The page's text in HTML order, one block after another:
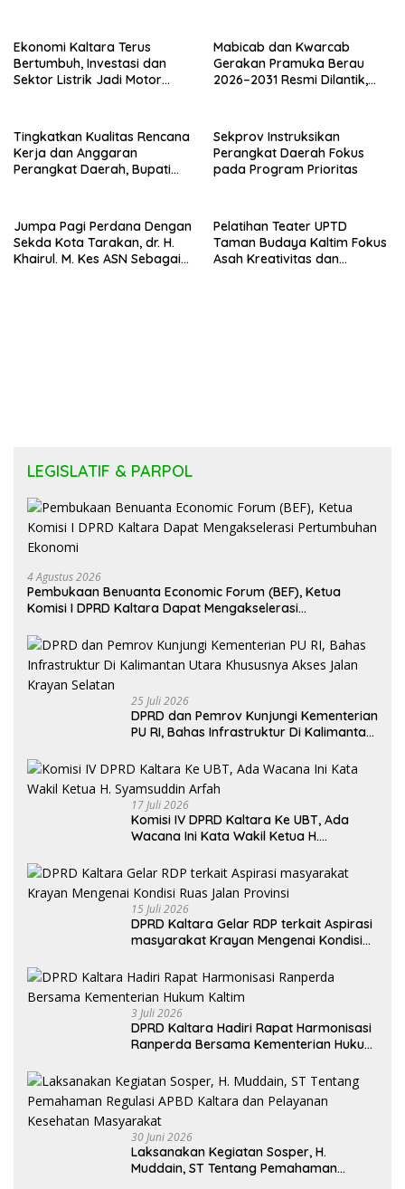
Ekonomi Kaltara Terus
Bertumbuh, Investasi dan
Sektor Listrik Jadi Motor
Mabicab dan Kwarcab
Gerakan Pramuka Berau
2026–2031 Resmi Dilantik,
Tingkatkan Kualitas Rencana
Kerja dan Anggaran
Perangkat Daerah, Bupati
Sekprov Instruksikan
Perangkat Daerah Fokus
pada Program Prioritas
Jumpa Pagi Perdana Dengan
Sekda Kota Tarakan, dr. H.
Khairul. M. Kes ASN Sebagai
Pelatihan Teater UPTD
Taman Budaya Kaltim Fokus
Asah Kreativitas dan
LEGISLATIF & PARPOL
4 Agustus 2026
Pembukaan Benuanta Economic Forum (BEF), Ketua
Komisi I DPRD Kaltara Dapat Mengakselerasi
25 Juli 2026
DPRD dan Pemrov Kunjungi Kementerian
PU RI, Bahas Infrastruktur Di Kalimantan
Selatan
17 Juli 2026
Komisi IV DPRD Kaltara Ke UBT, Ada
Wacana Ini Kata Wakil Ketua H.
15 Juli 2026
DPRD Kaltara Gelar RDP terkait Aspirasi
masyarakat Krayan Mengenai Kondisi
3 Juli 2026
DPRD Kaltara Hadiri Rapat Harmonisasi
Ranperda Bersama Kementerian Hukum
30 Juni 2026
Laksanakan Kegiatan Sosper, H.
Muddain, ST Tentang Pemahaman